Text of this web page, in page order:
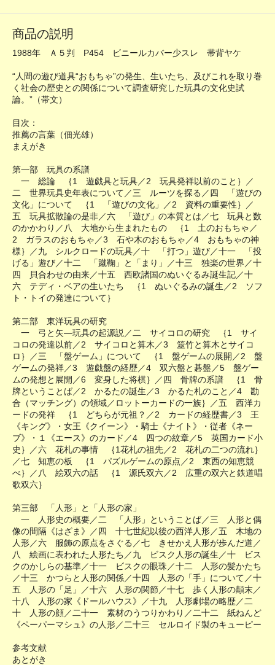
商品の説明
1988年 Ａ５判 P454 ビニールカバー少スレ 帯背ヤケ
“人間の遊び道具“おもちゃ”の発生、生いたち、及びこれを取り巻
く社会の歴史との関係について調査研究した玩具の文化史試
論。”（帯文）
目次：
推薦の言葉（佃光雄）
まえがき
第一部 玩具の系譜
一 総論 ｛1 遊戯具と玩具／2 玩具発祥以前のこと｝／
二 世界玩具史年表について／三 ルーツを探る／四 「遊びの
文化」について ｛1 「遊びの文化」／2 資料の重要性｝／
五 玩具拡散論の是非／六 「遊び」の本質とは／七 玩具と数
のかかわり／八 大地から生まれたもの ｛1 土のおもちゃ／
2 ガラスのおもちゃ／3 石や木のおもちゃ／4 おもちゃの神
様｝／九 シルクロードの玩具／十 「打つ」遊び／十一 「投
げる」遊び／十二 「蹴鞠」と「まり」／十三 独楽の世界／十
四 貝合わせの由来／十五 西欧諸国のぬいぐるみ誕生記／十
六 テディ・ベアの生いたち ｛1 ぬいぐるみの誕生／2 ソフ
ト・トイの発達について｝
第二部 東洋玩具の研究
一 弓と矢―玩具の起源説／二 サイコロの研究 ｛1 サイ
コロの発達以前／2 サイコロと算木／3 筮竹と算木とサイコ
ロ｝／三 「盤ゲーム」について ｛1 盤ゲームの展開／2 盤
ゲームの発祥／3 遊戯盤の経歴／4 双六盤と碁盤／5 盤ゲー
ムの発想と展開／6 変身した将棋｝／四 骨牌の系譜 ｛1 骨
牌ということば／2 かるたの誕生／3 かるた札のこと／4 勘
合（マッチング）の領域／ロットーカードの一族｝／五 西洋カ
ードの発祥 ｛1 どちらが元祖？／2 カードの経歴書／3 王
《キング》・女王《クイーン》・騎士《ナイト》・従者《ネー
ブ》・１《エース》のカード／4 四つの紋章／5 英国カード小
史｝／六 花札の事情 ｛1花札の祖先／2 花札の二つの流れ｝
／七 知恵の板 ｛1 パズルゲームの原点／2 東西の知恵競
べ｝／八 絵双六の話 ｛1 源氏双六／2 広重の双六と鉄道唱
歌双六｝
第三部 「人形」と「人形の家」
一 人形史の概要／二 「人形」ということば／三 人形と偶
像の間隔《はざま》／四 十七世紀以後の西洋人形／五 木地の
人形／六 服飾の原点をさぐる／七 きせかえ人形が歩んだ道／
八 絵画に表われた人形たち／九 ビスク人形の誕生／十 ビス
クのかしらの基準／十一 ビスクの眼珠／十二 人形の髪かたち
／十三 かつらと人形の関係／十四 人形の「手」について／十
五 人形の「足」／十六 人形の関節／十七 歩く人形の顛末／
十八 人形の家《ドールハウス》／十九 人形劇場の略歴／二
十 人形の顔／二十一 素材のうつりかわり／二十二 紙ねんど
《ペーパーマシュ》の人形／二十三 セルロイド製のキューピー
参考文献
あとがき